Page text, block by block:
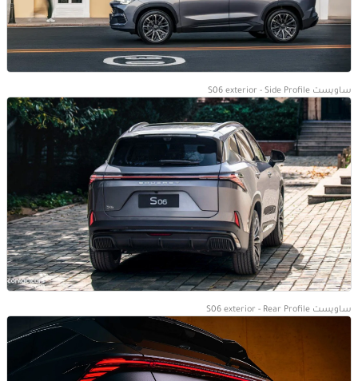
ساويست S06 exterior - Side Profile
ساويست S06 exterior - Rear Profile